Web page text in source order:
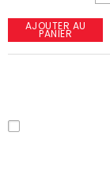
AJOUTER AU
PANIER